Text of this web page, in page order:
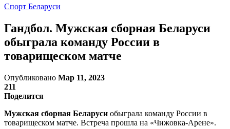
Спорт Беларуси
Гандбол. Мужская сборная Беларуси
обыграла команду России в
товарищеском матче
Опубликовано Мар 11, 2023
211
Поделится
Мужская сборная Беларуси обыграла команду России в
товарищеском матче. Встреча прошла на «Чижовка-Арене».